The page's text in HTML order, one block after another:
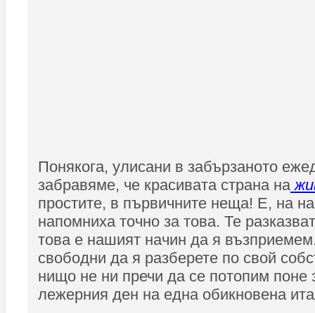
Понякога, улисани в забързаното
забравяме, че красивата страна на
простите, в първичните неща! Е, на
напомниха точно за това. Те
това е нашият начин да я
свободни да я разберете по свой
нищо не ни пречи да се потопим поне
лежерния ден на една обикновена